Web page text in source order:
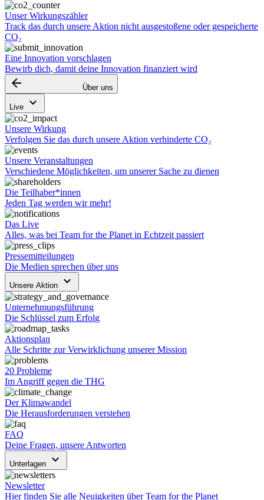
Unser Wirkungszähler
Track das durch unsere Aktion nicht ausgestoßene oder gespeicherte
CO₂
Eine Innovation vorschlagen
Bewirb dich, damit deine Innovation finanziert wird
arrow_backward Über uns
Live keyboard_arrow_down
Unsere Wirkung
Verfolgen Sie das durch unsere Aktion verhinderte CO₂
Unsere Veranstaltungen
Verschiedene Möglichkeiten, um unserer Sache zu dienen
Die Teilhaber*innen
Jeden Tag werden wir mehr!
Das Live
Alles, was bei Team for the Planet in Echtzeit passiert
Pressemitteilungen
Die Medien sprechen über uns
Unsere Aktion keyboard_arrow_down
Unternehmungsführung
Die Schlüssel zum Erfolg
Aktionsplan
Alle Schritte zur Verwirklichung unserer Mission
20 Probleme
Im Angriff gegen die THG
Der Klimawandel
Die Herausforderungen verstehen
FAQ
Deine Fragen, unsere Antworten
Unterlagen keyboard_arrow_down
Newsletter
Hier finden Sie alle Neuigkeiten über Team for the Planet